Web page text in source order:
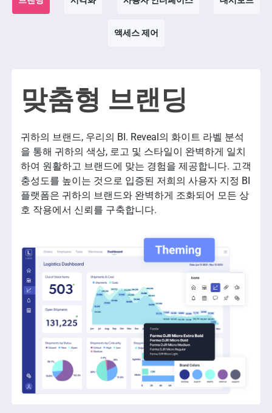
액세스 제어
맞춤형 브랜딩
귀하의 브랜드, 우리의 BI. Reveal의 화이트 라벨 분석
을 통해 귀하의 색상, 로고 및 스타일이 완벽하게 일치
하여 원활하고 브랜드에 맞는 경험을 제공합니다. 고객
충성도를 높이는 것으로 입증된 저희의 사용자 지정 BI
플랫폼은 귀하의 브랜드와 완벽하게 조화되어 모든 상
호 작용에서 신뢰를 구축합니다.